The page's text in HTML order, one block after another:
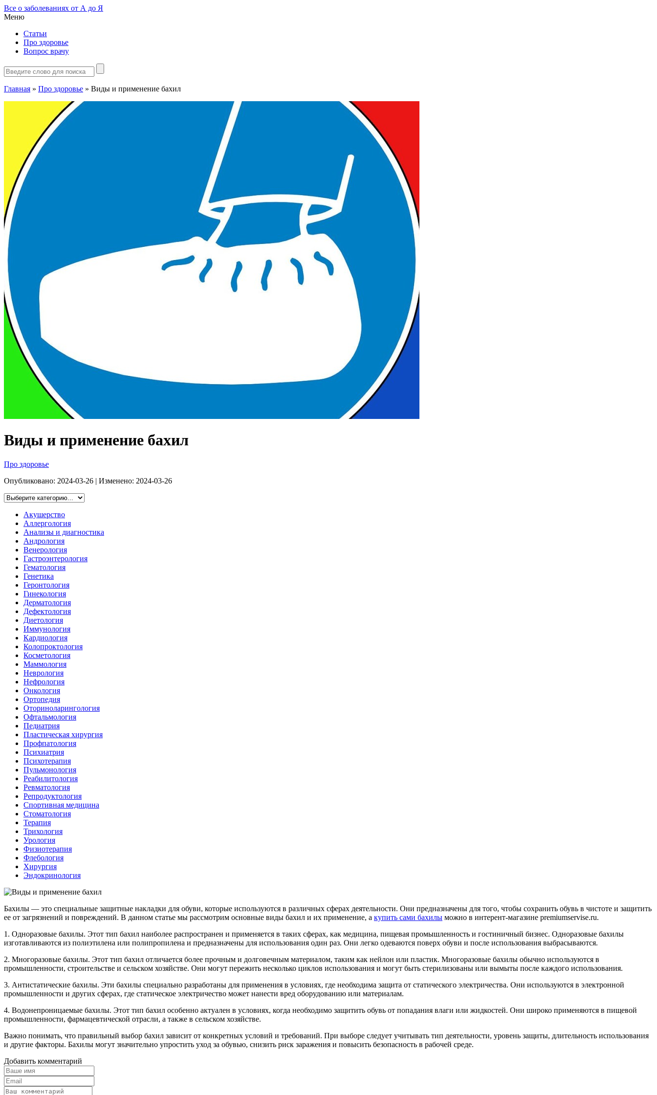
Все о заболеваниях от А до Я
Меню
Статьи
Про здоровье
Вопрос врачу
Главная » Про здоровье » Виды и применение бахил
Виды и применение бахил
Про здоровье
Опубликовано: 2024-03-26 | Изменено: 2024-03-26
Акушерство
Аллергология
Анализы и диагностика
Андрология
Венерология
Гастроэнтерология
Гематология
Генетика
Геронтология
Гинекология
Дерматология
Дефектология
Диетология
Иммунология
Кардиология
Колопроктология
Косметология
Маммология
Неврология
Нефрология
Онкология
Ортопедия
Оториноларингология
Офтальмология
Педиатрия
Пластическая хирургия
Профпатология
Психиатрия
Психотерапия
Пульмонология
Реабилитология
Ревматология
Репродуктология
Спортивная медицина
Стоматология
Терапия
Трихология
Урология
Физиотерапия
Флебология
Хирургия
Эндокринология
Бахилы — это специальные защитные накладки для обуви, которые используются в различных сферах деятельности. Они предназначены для того, чтобы сохранить обувь в чистоте и защитить
ее от загрязнений и повреждений. В данном статье мы рассмотрим основные виды бахил и их применение, а купить сами бахилы можно в интерент-магазине premiumservise.ru.
1. Одноразовые бахилы. Этот тип бахил наиболее распространен и применяется в таких сферах, как медицина, пищевая промышленность и гостиничный бизнес. Одноразовые бахилы
изготавливаются из полиэтилена или полипропилена и предназначены для использования один раз. Они легко одеваются поверх обуви и после использования выбрасываются.
2. Многоразовые бахилы. Этот тип бахил отличается более прочным и долговечным материалом, таким как нейлон или пластик. Многоразовые бахилы обычно используются в
промышленности, строительстве и сельском хозяйстве. Они могут пережить несколько циклов использования и могут быть стерилизованы или вымыты после каждого использования.
3. Антистатические бахилы. Эти бахилы специально разработаны для применения в условиях, где необходима защита от статического электричества. Они используются в электронной
промышленности и других сферах, где статическое электричество может нанести вред оборудованию или материалам.
4. Водонепроницаемые бахилы. Этот тип бахил особенно актуален в условиях, когда необходимо защитить обувь от попадания влаги или жидкостей. Они широко применяются в пищевой
промышленности, фармацевтической отрасли, а также в сельском хозяйстве.
Важно понимать, что правильный выбор бахил зависит от конкретных условий и требований. При выборе следует учитывать тип деятельности, уровень защиты, длительность использования
и другие факторы. Бахилы могут значительно упростить уход за обувью, снизить риск заражения и повысить безопасность в рабочей среде.
Добавить комментарий